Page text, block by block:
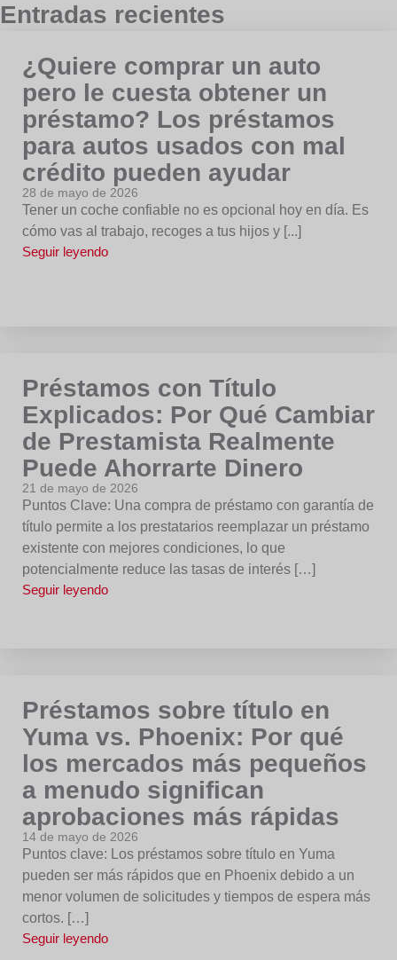
Entradas recientes
¿Quiere comprar un auto
pero le cuesta obtener un
préstamo? Los préstamos
para autos usados con mal
crédito pueden ayudar
28 de mayo de 2026
Tener un coche confiable no es opcional hoy en día. Es
cómo vas al trabajo, recoges a tus hijos y [...]
Seguir leyendo
Préstamos con Título
Explicados: Por Qué Cambiar
de Prestamista Realmente
Puede Ahorrarte Dinero
21 de mayo de 2026
Puntos Clave: Una compra de préstamo con garantía de
título permite a los prestatarios reemplazar un préstamo
existente con mejores condiciones, lo que
potencialmente reduce las tasas de interés […]
Seguir leyendo
Préstamos sobre título en
Yuma vs. Phoenix: Por qué
los mercados más pequeños
a menudo significan
aprobaciones más rápidas
14 de mayo de 2026
Puntos clave: Los préstamos sobre título en Yuma
pueden ser más rápidos que en Phoenix debido a un
menor volumen de solicitudes y tiempos de espera más
cortos. […]
Seguir leyendo